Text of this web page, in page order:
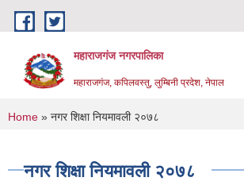
Skip to main content
महाराजगंज नगरपालिका
महाराजगंज, कपिलवस्तु, लुम्बिनी प्रदेश, नेपाल
You are here
Home » नगर शिक्षा नियमावली २०७८
नगर शिक्षा नियमावली २०७८